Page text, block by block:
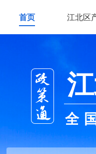
首页 江北区
全